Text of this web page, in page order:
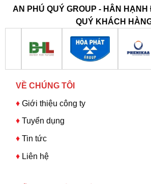
AN PHÚ QUÝ GROUP - HÂN
QUÝ KHÁCH
VỀ CHÚNG TÔI
♦ Giới thiệu công ty
♦Tuyển dụng
♦ Tin tức
♦ Liên hệ